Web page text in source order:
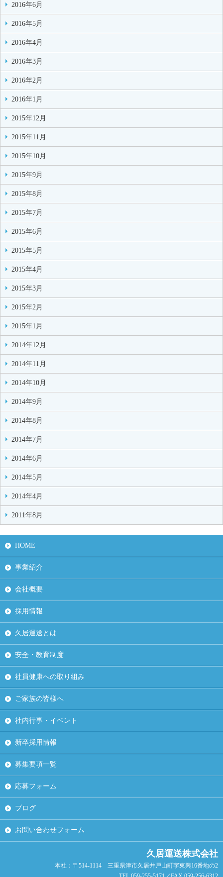
2016年6月
2016年5月
2016年4月
2016年3月
2016年2月
2016年1月
2015年12月
2015年11月
2015年10月
2015年9月
2015年8月
2015年7月
2015年6月
2015年5月
2015年4月
2015年3月
2015年2月
2015年1月
2014年12月
2014年11月
2014年10月
2014年9月
2014年8月
2014年7月
2014年6月
2014年5月
2014年4月
2011年8月
HOME
事業紹介
会社概要
採用情報
久居運送とは
安全・教育制度
社員健康への取り組み
ご家族の皆様へ
社内行事・イベント
新卒採用情報
募集要項一覧
応募フォーム
ブログ
お問い合わせフォーム
久居運送株式会社
本社：〒514-1114 三重県津市久居井戸山町字東興16番地の2